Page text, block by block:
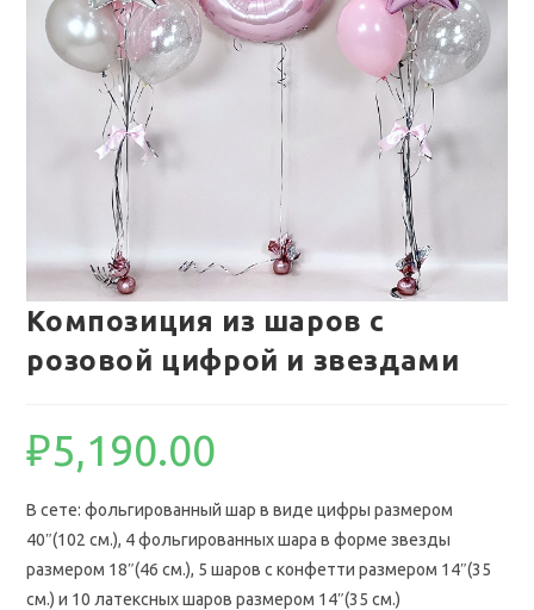
Композиция из шаров с
розовой цифрой и звездами
₽5,190.00
В сете: фольгированный шар в виде цифры размером
40″(102 см.), 4 фольгированных шара в форме звезды
размером 18″(46 см.), 5 шаров с конфетти размером 14″(35
см.) и 10 латексных шаров размером 14″(35 см.)